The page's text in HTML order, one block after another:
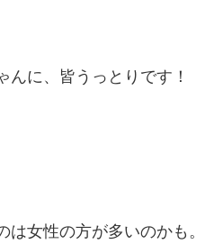
に、皆うっとりです！
女性の方が多いのかも。